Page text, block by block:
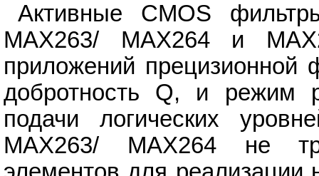
Активные CMOS
MAX263/ MAX264 и
приложений прецизионной
добротность Q, и режим
подачи логических
MAX263/ MAX264 не